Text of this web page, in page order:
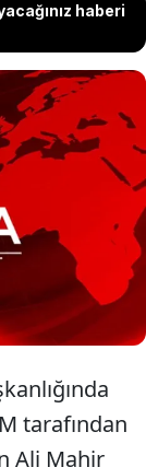
haberi
getirilen
toplanan CHP
Yüksek
Bugün 14.30'da
milletvekilleri,
sevk kararı
bitti.
ve sosyal
tarafından
Ali Mahir